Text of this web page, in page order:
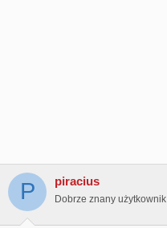
P piracius
Dobrze znany użytkownik